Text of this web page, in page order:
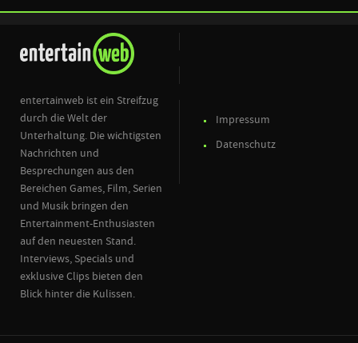
entertainweb ist ein Streifzug
durch die Welt der
Unterhaltung. Die wichtigsten
Nachrichten und
Besprechungen aus den
Bereichen Games, Film, Serien
und Musik bringen den
Entertainment-Enthusiasten
auf den neuesten Stand.
Interviews, Specials und
exklusive Clips bieten den
Blick hinter die Kulissen.
Impressum
Datenschutz